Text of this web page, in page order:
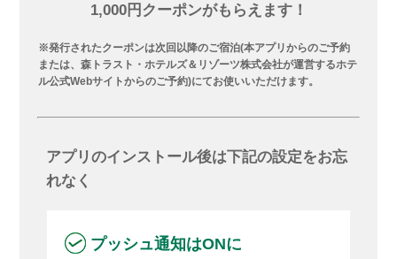
1,000円クーポンがもらえます！
※発行されたクーポンは次回以降のご宿泊(本アプリからのご予約
または、森トラスト・ホテルズ＆リゾーツ株式会社が運営するホテ
ル公式Webサイトからのご予約)にてお使いいただけます。
アプリのインストール後は下記の設定をお忘
れなく
プッシュ通知はONに